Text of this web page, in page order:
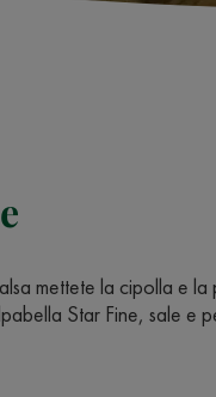
mettete la cipolla e
Star Fine, sale